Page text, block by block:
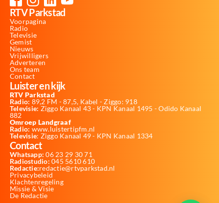
RTV Parkstad
Voorpagina
Radio
Televisie
Gemist
Nieuws
Vrijwilligers
Adverteren
Ons team
Contact
Luister en kijk
RTV Parkstad
Radio: 89,2 FM - 87,5, Kabel - Ziggo: 918
Televisie: Ziggo Kanaal 43 - KPN Kanaal 1495 - Odido Kanaal
882
Omroep Landgraaf
Radio: www.luistertipfm.nl
Televisie: Ziggo Kanaal 49 - KPN Kanaal 1334
Contact
Whatsapp: 06 23 29 30 71
Radiostudio: 045 5610 610
Redactie:redactie@rtvparkstad.nl
Privacybeleid
Klachtenregeling
Missie & Visie
De Redactie